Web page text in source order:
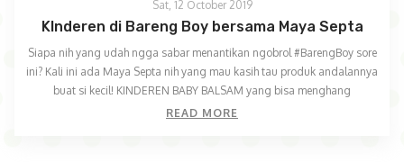
Sat, 12 October 2019
KInderen di Bareng Boy bersama Maya Septa
Siapa nih yang udah ngga sabar menantikan ngobrol #BarengBoy sore
ini? Kali ini ada Maya Septa nih yang mau kasih tau produk andalannya
buat si kecil! KINDEREN BABY BALSAM yang bisa menghang
READ MORE